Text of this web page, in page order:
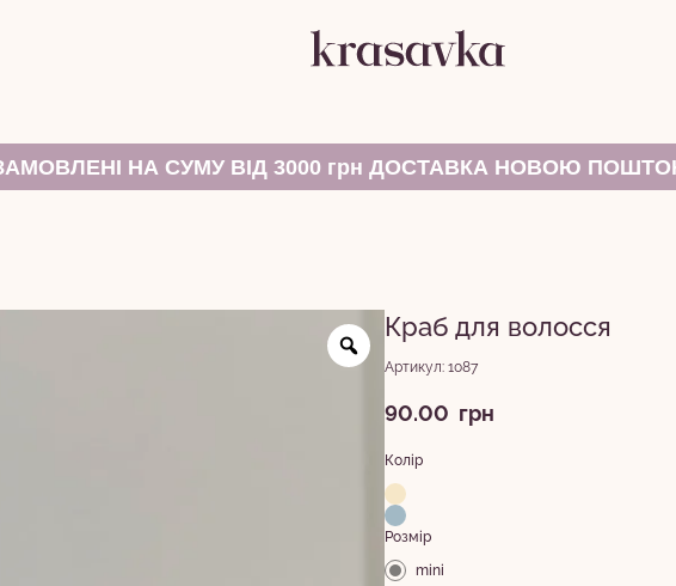
НА СУМУ ВІД 3000 грн ДОСТАВКА НОВОЮ
Краб для волосся
Артикул: 1087
90.00 грн
Колір
Розмір
mini